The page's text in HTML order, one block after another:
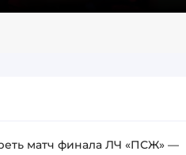
матч финала ЛЧ «ПСЖ» —